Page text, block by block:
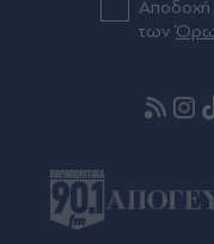
πριν μία ώρα
Πακιστάν - "Δεν
Αποδοχή
των